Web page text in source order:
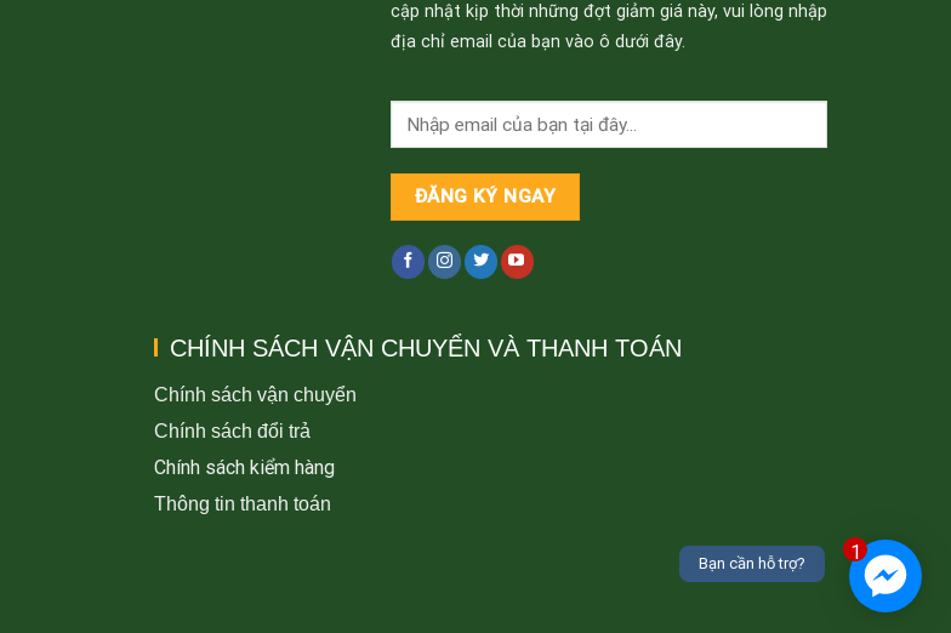
cập nhật kịp thời những đợt giảm giá này, vui lòng nhập
địa chỉ email của bạn vào ô dưới đây.
CHÍNH SÁCH VẬN CHUYỂN VÀ THANH TOÁN
Chính sách vận chuyển
Chính sách đổi trả
Chính sách kiểm hàng
Thông tin thanh toán
1
Bạn cần hỗ trợ?